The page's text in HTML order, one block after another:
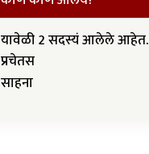
यावेळी 2 सदस्यं आलेले आहेत.
प्रचेतस
साहना